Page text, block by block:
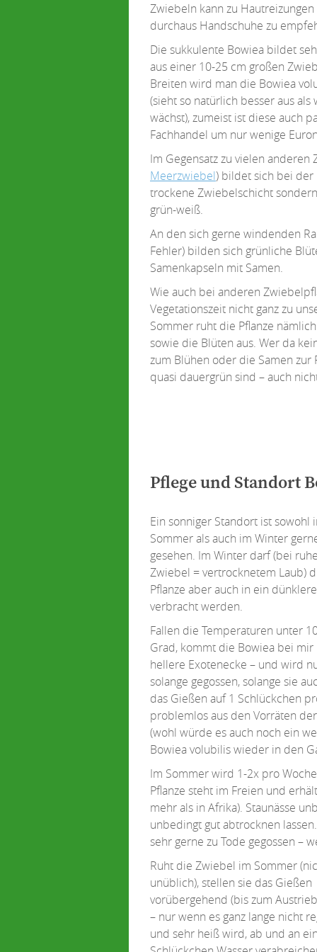
Zwiebeln kann zu
durchaus Handschuhe zu
Die sukkulente Bowiea bildet
aus einer 10-25 cm großen
Breiten wird man die Bowiea
(sieht so natürlich besser aus
wächst), zumeist ist diese auch
Fachhandel um nur wenige
Im Gegensatz zu vielen
Meerzwiebel) bildet sich bei der
trockene Zwiebelschicht
grün-weiß.
An den sich gerne windenden
Fehler) bilden sich grünliche
Samenkapseln mit Samen.
Wie auch bei anderen
Vegetationszeit nicht ganz zu
Sommer ruht die Pflanze
sowie die Blüten aus. Wer da
zum Blühen oder die Samen zur
quasi dauergrün sind – auch
Pflege und Standort
Ein sonniger Standort ist sowohl
Sommer als auch im Winter
gesehen. Im Winter darf (bei
Zwiebel = vertrocknetem Laub)
Pflanze aber auch in ein
verbracht werden.
Fallen die Temperaturen unter
Grad, kommt die Bowiea bei
hellere Exotenecke – und wird
solange gegossen, solange sie
das Gießen auf 1 Schlückchen
problemlos aus den Vorräten
(wohl würde es auch noch ein
Bowiea volubilis wieder in den
Im Sommer wird 1-2x pro
Pflanze steht im Freien und
mehr als in Afrika). Staunässe
unbedingt gut abtrocknen
sehr gerne zu Tode gegossen –
Ruht die Zwiebel im Sommer
unüblich), stellen sie das Gießen
vorübergehend (bis zum
– nur wenn es ganz lange nicht
und sehr heiß wird, ab und an